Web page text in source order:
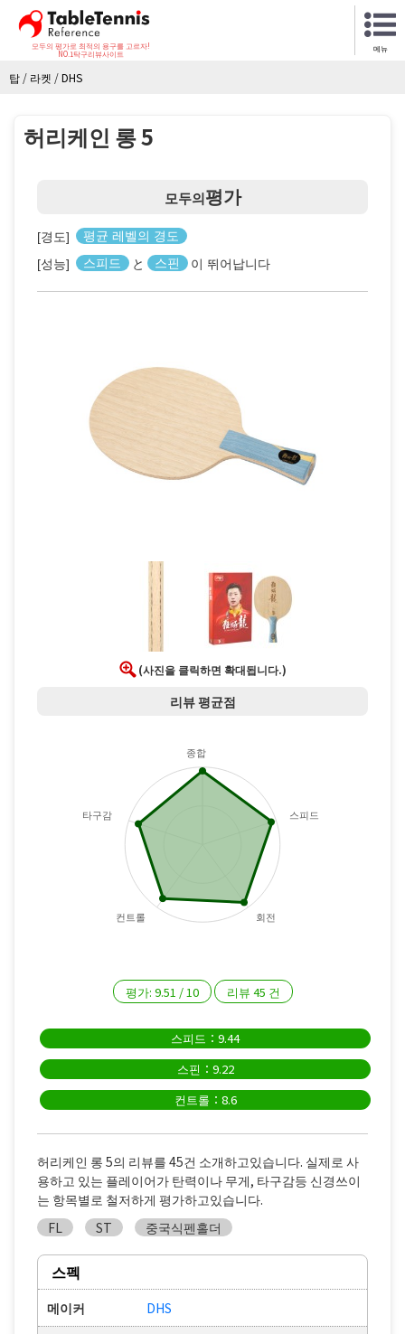
모두의 평가로 최적의 용구를 고르자!
NO.1탁구리뷰사이트
메뉴
탑 / 라켓 /DHS
허리케인 롱 5
모두의평가
[경도]
평균 레벨의 경도
[성능]
스피드 と 스핀 이 뛰어납니다
(사진을 클릭하면 확대됩니다.)
리뷰 평균점
종합
스피드
회전
컨트롤
타구감
평가: 9.51 / 10 리뷰 45 건
스피드：9.44
스핀：9.22
컨트롤：8.6
허리케인 롱 5의 리뷰를 45건 소개하고있습니다. 실제로 사
용하고 있는 플레이어가 탄력이나 무게, 타구감등 신경쓰이
는 항목별로 철저하게 평가하고있습니다.
FL
ST 중국식펜홀더
스펙
메이커 DHS